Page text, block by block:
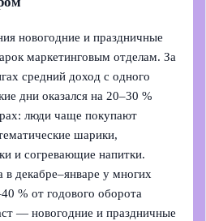
новогодние и праздничные
маркетинговым отделам. За
средний доход с одного
дни оказался на 20–30 %
люди чаще покупают
шарики,
и согревающие напитки.
декабре–январе у многих
% от годового оборота
— новогодние и праздничные